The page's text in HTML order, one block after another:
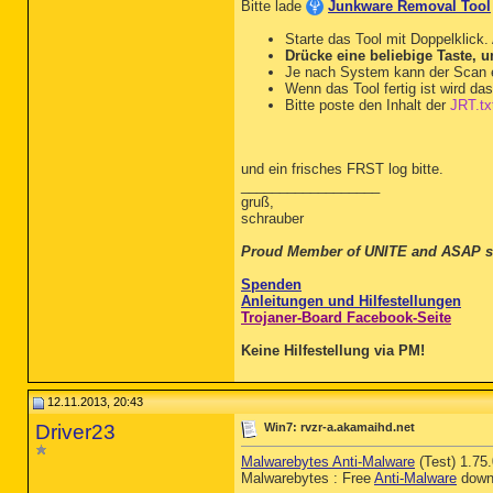
FF Plugin-x32:
FF Plugin-x32:
FF Plugin-x32: Adobe
FF SearchPlugin:
FF SearchPlugin:
FF SearchPlugin:
FF SearchPlugin:
FF SearchPlugin:
FF Extension: Start Page
FF Extension: No Name -
FF HKLM-
FF Extension: Modul zur
FF HKLM-
FF HKLM-
FF HKLM-
FF Extension: No Name -
FF HKLM-
FF Extension: Free PDF
FF HKLM-
FF Extension: Free PDF
FF
Bitte lade
Junkware Removal Tool
Starte das Tool mit
Drücke eine beliebige Taste,
Je nach System kann der Scan
Wenn das Tool fertig ist wird
Bitte poste den Inhalt der
und ein frisches FRST log bitte.
gruß,
schrauber
Proud Member of UNITE and ASAP
Spenden
Anleitungen und Hilfestellungen
Trojaner-Board Facebook-Seite
Keine Hilfestellung via PM!
12.11.2013, 20:43
Driver23 Win7: rvzr-a.akamaihd.net
Malwarebytes Anti-Malware (Test)
Malwarebytes : Free Anti-Malware